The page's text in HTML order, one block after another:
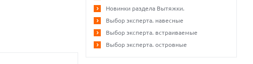
Новинки раздела Вытяжки.
Выбор эксперта. навесные
Выбор эксперта. встраиваемые
Выбор эксперта. островные